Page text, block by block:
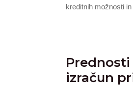
kreditnih možnosti
izračun